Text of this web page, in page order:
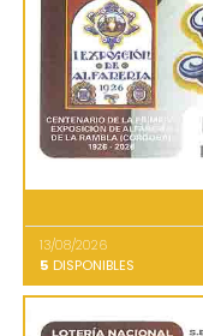
13/08/2026
5 DISPONIBLES